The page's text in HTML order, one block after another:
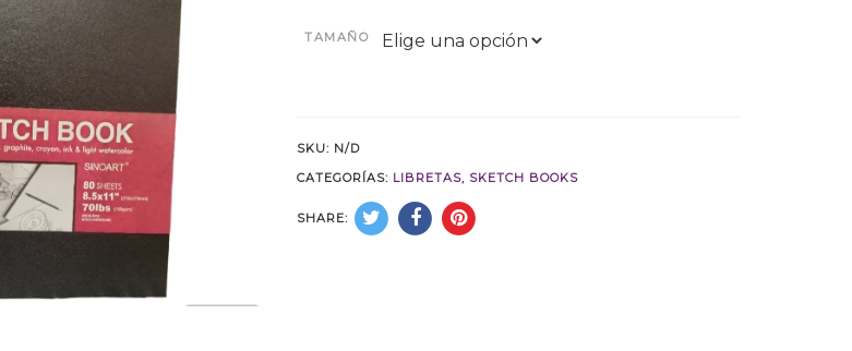
TAMAÑO
SKU: N/D
CATEGORÍAS: LIBRETAS, SKETCH BOOKS
SHARE: